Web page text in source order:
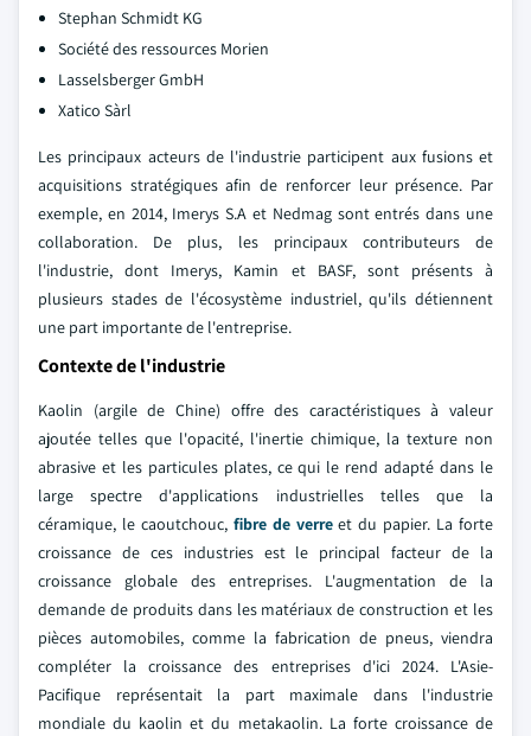
Stephan Schmidt KG
Société des ressources Morien
Lasselsberger GmbH
Xatico Sàrl
Les principaux acteurs de l'industrie participent aux fusions et
acquisitions stratégiques afin de renforcer leur présence. Par
exemple, en 2014, Imerys S.A et Nedmag sont entrés dans une
collaboration. De plus, les principaux contributeurs de
l'industrie, dont Imerys, Kamin et BASF, sont présents à
plusieurs stades de l'écosystème industriel, qu'ils détiennent
une part importante de l'entreprise.
Contexte de l'industrie
Kaolin (argile de Chine) offre des caractéristiques à valeur
ajoutée telles que l'opacité, l'inertie chimique, la texture non
abrasive et les particules plates, ce qui le rend adapté dans le
large spectre d'applications industrielles telles que la
céramique, le caoutchouc, fibre de verreet du papier. La forte
croissance de ces industries est le principal facteur de la
croissance globale des entreprises. L'augmentation de la
demande de produits dans les matériaux de construction et les
pièces automobiles, comme la fabrication de pneus, viendra
compléter la croissance des entreprises d'ici 2024. L'Asie-
Pacifique représentait la part maximale dans l'industrie
mondiale du kaolin et du metakaolin. La forte croissance de